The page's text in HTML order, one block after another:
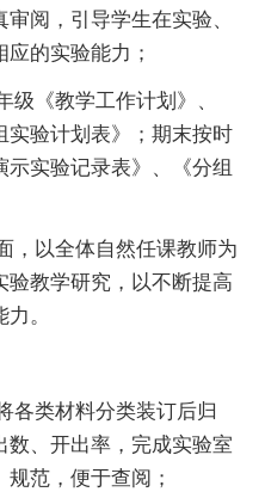
阅，引导学生在实验、
的实验能力；
级《教学工作计划》、
实验计划表》；期末按时
实验记录表》、《分组
，以全体自然任课教师为
验教学研究，以不断提高
。
各类材料分类装订后归
数、开出率，完成实验室
范，便于查阅；